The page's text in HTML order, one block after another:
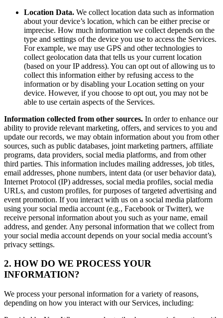
Location Data. We collect location data such as information
about your device’s location, which can be either precise or
imprecise. How much information we collect depends on the
type and settings of the device you use to access the Services.
For example, we may use GPS and other technologies to
collect geolocation data that tells us your current location
(based on your IP address). You can opt out of allowing us to
collect this information either by refusing access to the
information or by disabling your Location setting on your
device. However, if you choose to opt out, you may not be
able to use certain aspects of the Services.
Information collected from other sources. In order to enhance our
ability to provide relevant marketing, offers, and services to you and
update our records, we may obtain information about you from other
sources, such as public databases, joint marketing partners, affiliate
programs, data providers, social media platforms, and from other
third parties. This information includes mailing addresses, job titles,
email addresses, phone numbers, intent data (or user behavior data),
Internet Protocol (IP) addresses, social media profiles, social media
URLs, and custom profiles, for purposes of targeted advertising and
event promotion. If you interact with us on a social media platform
using your social media account (e.g., Facebook or Twitter), we
receive personal information about you such as your name, email
address, and gender. Any personal information that we collect from
your social media account depends on your social media account’s
privacy settings.
2. HOW DO WE PROCESS YOUR
INFORMATION?
We process your personal information for a variety of reasons,
depending on how you interact with our Services, including: